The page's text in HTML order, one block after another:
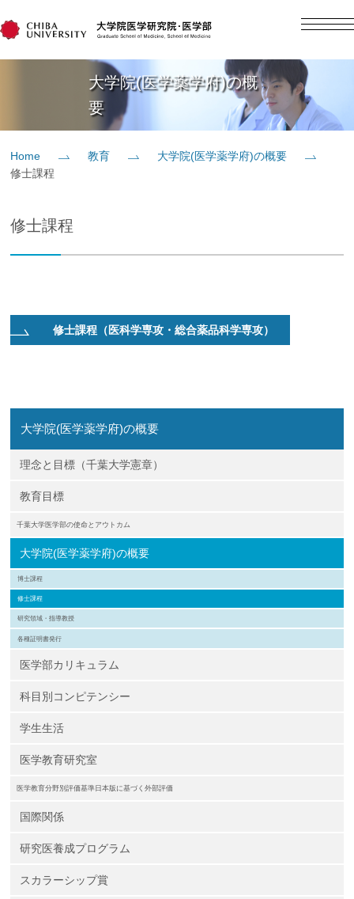
日本語
研究
社会貢献
大学院(医学薬学府)の概
要
Home 教育
大学院(医学薬学府)の概要
修士課程
修士課程
修士課程（医科学専攻・総合薬品科学専攻）
大学院(医学薬学府)の概要
理念と目標（千葉大学憲章）
教育目標
千葉大学医学部の使命とアウトカム
大学院(医学薬学府)の概要
博士課程
修士課程
研究領域・指導教授
各種証明書発行
医学部カリキュラム
科目別コンピテンシー
学生生活
医学教育研究室
医学教育分野別評価基準日本版に基づく外部評価
国際関係
研究医養成プログラム
スカラーシップ賞